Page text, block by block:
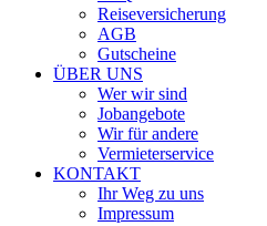
Reiseversicherung
AGB
Gutscheine
ÜBER UNS
Wer wir sind
Jobangebote
Wir für andere
Vermieterservice
KONTAKT
Ihr Weg zu uns
Impressum